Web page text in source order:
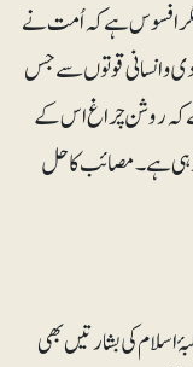
مگر افسوس ہے کہ اُمت نے
و انسانی قوتوں سے جس
کہ روشن چراغ اس کے
رہی ہے۔ مصائب کا حل
کی بشارتیں بھی